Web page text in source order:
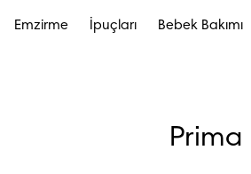
Emzirme İpuçları Bebek Bakımı
Prima